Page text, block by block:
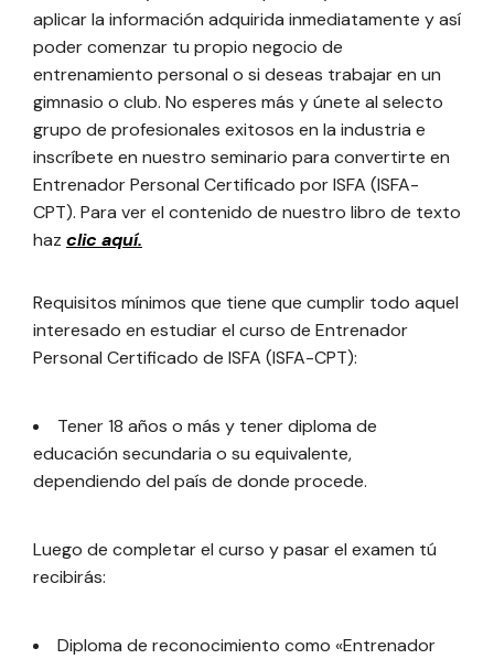
aplicar la información adquirida inmediatamente y así
poder comenzar tu propio negocio de
entrenamiento personal o si deseas trabajar en un
gimnasio o club. No esperes más y únete al selecto
grupo de profesionales exitosos en la industria e
inscríbete en nuestro seminario para convertirte en
Entrenador Personal Certificado por ISFA (ISFA-
CPT). Para ver el contenido de nuestro libro de texto
haz clic aquí.
Requisitos mínimos que tiene que cumplir todo aquel
interesado en estudiar el curso de Entrenador
Personal Certificado de ISFA (ISFA-CPT):
Tener 18 años o más y tener diploma de
educación secundaria o su equivalente,
dependiendo del país de donde procede.
Luego de completar el curso y pasar el examen tú
recibirás:
Diploma de reconocimiento como «Entrenador